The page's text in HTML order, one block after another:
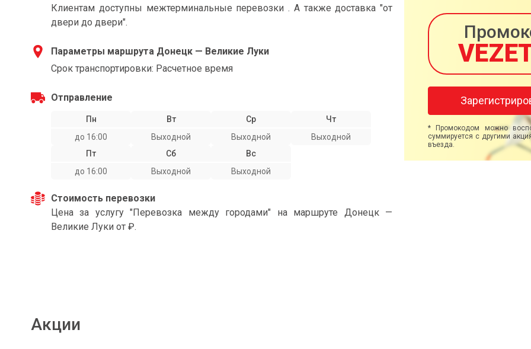
Клиентам доступны межтерминальные перевозки . А также доставка "от
двери до двери".
Параметры маршрута Донецк — Великие Луки
Срок транспортировки: Расчетное время
Отправление
Пн
до 16:00
Вт
Выходной
Ср
Выходной
Чт
Выходной
Пт
до 16:00
Сб
Выходной
Вс
Выходной
Стоимость перевозки
Цена за услугу "Перевозка между городами" на маршруте Донецк —
Великие Луки от ₽.
* Промокодом можно
суммируется с другими
въезда.
Акции